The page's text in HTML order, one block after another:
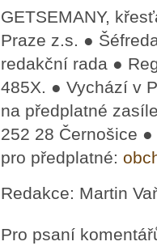
GETSEMANY,
Praze z.s. ●
redakční ra­da ●
485X. ● Vychází v
na předplatné
252 28 Černošice
pro předplatné:
Redakce: Martin
Pro psaní